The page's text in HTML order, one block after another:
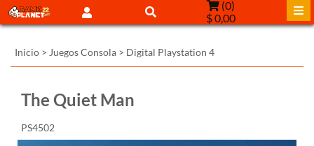
(0)
$ 0,00
Inicio > Juegos Consola > Digital Playstation 4
The Quiet Man
PS4502